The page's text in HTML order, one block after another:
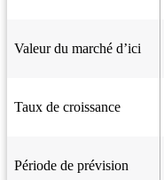
Valeur du marché d’ici
Taux de croissance
Période de prévision